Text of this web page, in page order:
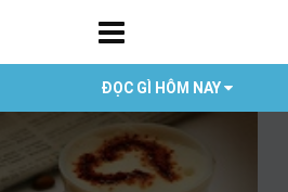
ĐỌC GÌ HÔM NAY